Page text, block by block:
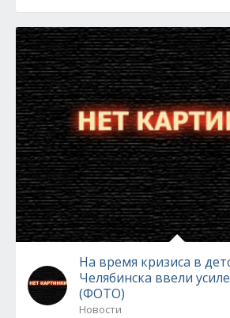
На время кризиса в
Челябинска ввели
(ФОТО)
Новости